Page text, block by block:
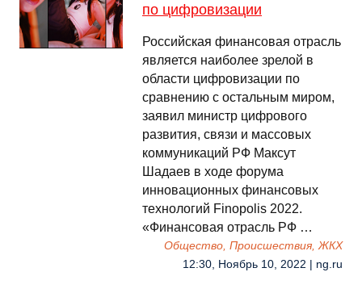
по цифровизации
Российская финансовая отрасль
является наиболее зрелой в
области цифровизации по
сравнению с остальным миром,
заявил министр цифрового
развития, связи и массовых
коммуникаций РФ Максут
Шадаев в ходе форума
инновационных финансовых
технологий Finopolis 2022.
«Финансовая отрасль РФ …
Общество, Происшествия, ЖКХ
12:30, Ноябрь 10, 2022 | ng.ru